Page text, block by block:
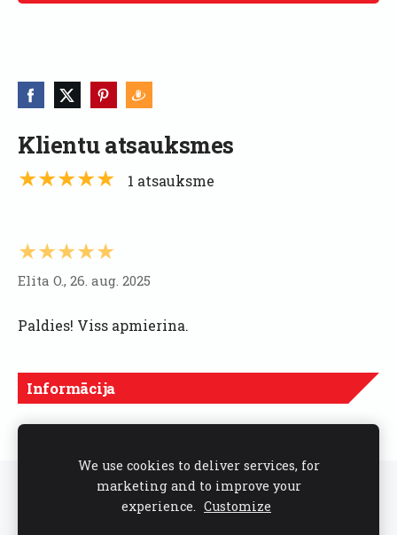
Informācija
Cenas norādītas ar PVN
Klientu atsauksmes
★★★★★ 1 atsauksme
★★★★★
Elita O., 26. aug. 2025
Paldies! Viss apmierina.
Sīkdatnes
We use cookies to deliver services, for
marketing and to improve your
experience. Customize